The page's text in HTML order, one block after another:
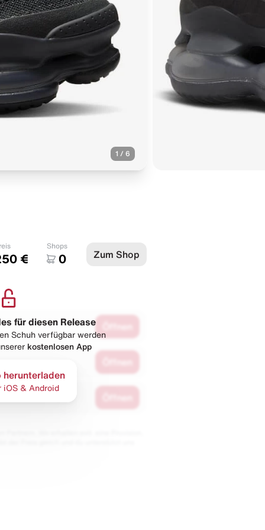
1 / 6
€
Shops
0 Zum Shop
für diesen Release
Schuh verfügbar werden
kostenlosen App
herunterladen
iOS & Android